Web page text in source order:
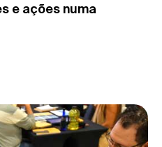
e ações numa